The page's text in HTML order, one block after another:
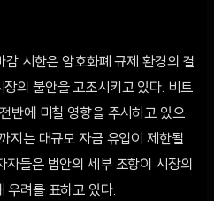
시한은 암호화폐 규제 환경의 결
의 불안을 고조시키고 있다. 비트
반에 미칠 영향을 주시하고 있으
지는 대규모 자금 유입이 제한될
자들은 법안의 세부 조항이 시장의
우려를 표하고 있다.